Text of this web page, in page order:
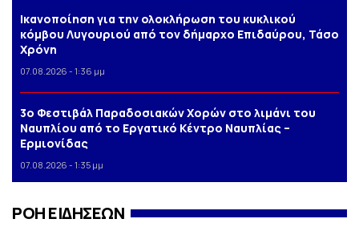
Iκανοποίηση για την ολοκλήρωση του κυκλικού
κόμβου Λυγουριού από τον δήμαρχο Επιδαύρου, Τάσο
Χρόνη
07.08.2026 - 1:36 μμ
3o Φεστιβάλ Παραδοσιακών Χορών στο λιμάνι του
Ναυπλίου από το Εργατικό Κέντρο Ναυπλίας –
Ερμιονίδας
07.08.2026 - 1:35 μμ
ΡΟΗ ΕΙΔΗΣΕΩΝ